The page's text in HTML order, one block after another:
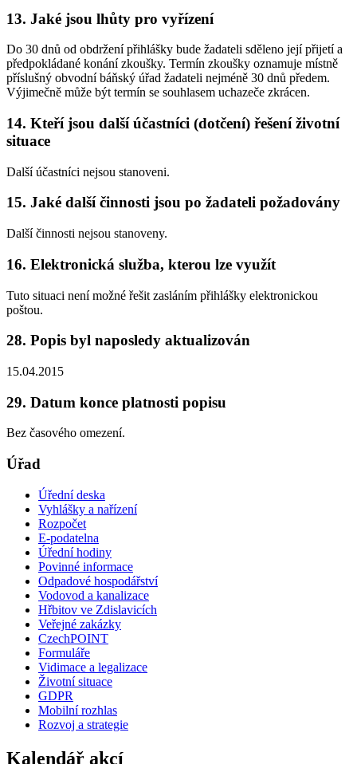
13. Jaké jsou lhůty pro vyřízení
Do 30 dnů od obdržení přihlášky bude žadateli sděleno její přijetí a
předpokládané konání zkoušky. Termín zkoušky oznamuje místně
příslušný obvodní báňský úřad žadateli nejméně 30 dnů předem.
Výjimečně může být termín se souhlasem uchazeče zkrácen.
14. Kteří jsou další účastníci (dotčení) řešení životní
situace
Další účastníci nejsou stanoveni.
15. Jaké další činnosti jsou po žadateli požadovány
Další činnosti nejsou stanoveny.
16. Elektronická služba, kterou lze využít
Tuto situaci není možné řešit zasláním přihlášky elektronickou
poštou.
28. Popis byl naposledy aktualizován
15.04.2015
29. Datum konce platnosti popisu
Bez časového omezení.
Úřad
Úřední deska
Vyhlášky a nařízení
Rozpočet
E-podatelna
Úřední hodiny
Povinné informace
Odpadové hospodářství
Vodovod a kanalizace
Hřbitov ve Zdislavicích
Veřejné zakázky
CzechPOINT
Formuláře
Vidimace a legalizace
Životní situace
GDPR
Mobilní rozhlas
Rozvoj a strategie
Kalendář akcí